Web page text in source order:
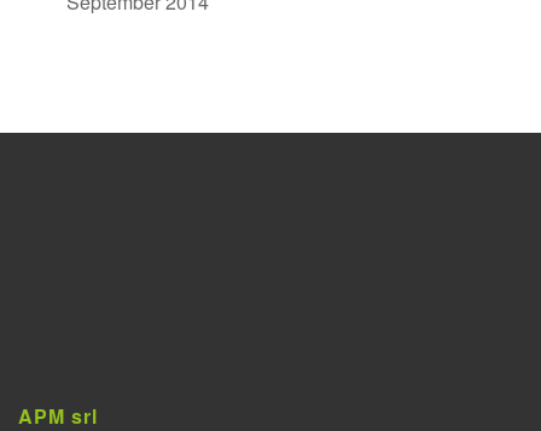
APM srl